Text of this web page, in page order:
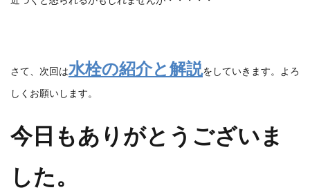
さて、次回は水栓の紹介と解説をしていきます。よろ
しくお願いします。
今日もありがとうございま
した。